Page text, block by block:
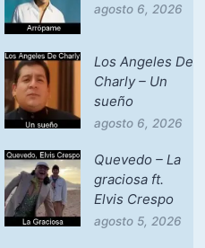
agosto 6, 2026
Los Angeles De
Charly – Un
sueño
agosto 6, 2026
Quevedo – La
graciosa ft.
Elvis Crespo
agosto 5, 2026